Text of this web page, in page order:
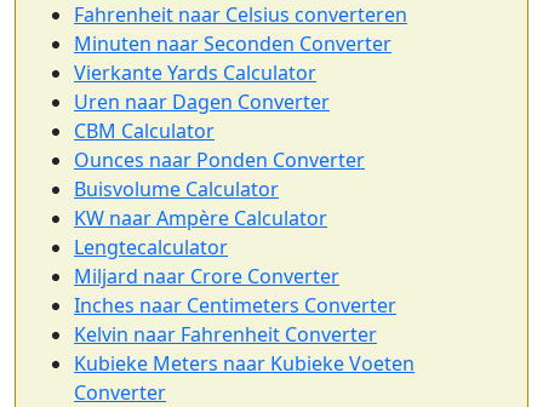
Fahrenheit naar Celsius converteren
Minuten naar Seconden Converter
Vierkante Yards Calculator
Uren naar Dagen Converter
CBM Calculator
Ounces naar Ponden Converter
Buisvolume Calculator
KW naar Ampère Calculator
Lengtecalculator
Miljard naar Crore Converter
Inches naar Centimeters Converter
Kelvin naar Fahrenheit Converter
Kubieke Meters naar Kubieke Voeten
Converter